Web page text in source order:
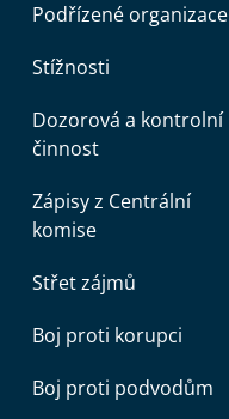
Podřízené organizace
Stížnosti
Dozorová a kontrolní
činnost
Zápisy z Centrální
komise
Střet zájmů
Boj proti korupci
Boj proti podvodům